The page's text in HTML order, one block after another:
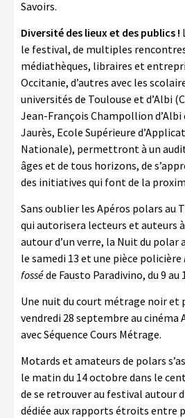
Savoirs.
Diversité des lieux et des publics !
le festival, de multiples
médiathèques, libraires et
Occitanie, d’autres avec les
universités de Toulouse et d’Albi
Jean-François Champollion
Jaurès, Ecole Supérieure
Nationale), permettront à un
âges et de tous horizons, de
des initiatives qui font de la
Sans oublier les Apéros polars au
qui autorisera lecteurs et auteurs
autour d’un verre, la Nuit du polar
le samedi 13 et une pièce policière
fosséde Fausto Paradivino, du 9 au
Une nuit du court métrage noir et
vendredi 28 septembre au cinéma
avec Séquence Cours Métrage.
Motards et amateurs de polars
le matin du 14 octobre dans le
de se retrouver au festival autour
dédiée aux rapports étroits entre